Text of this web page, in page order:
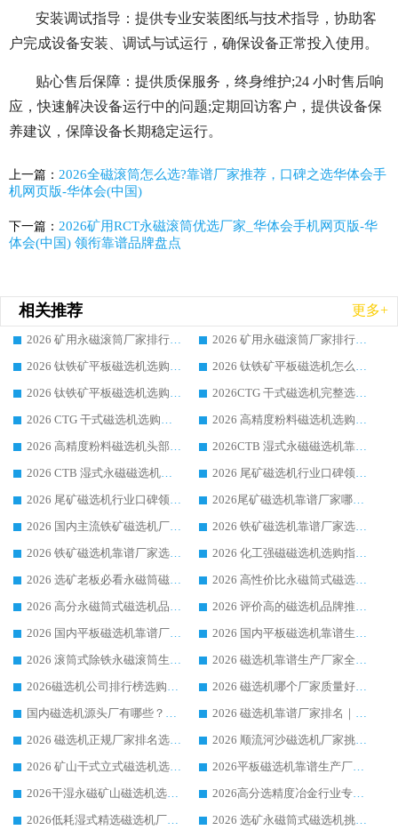
安装调试指导：提供专业安装图纸与技术指导，协助客
户完成设备安装、调试与试运行，确保设备正常投入使用。
贴心售后保障：提供质保服务，终身维护;24 小时售后响
应，快速解决设备运行中的问题;定期回访客户，提供设备保
养建议，保障设备长期稳定运行。
上一篇： 2026全磁滚筒怎么选?靠谱厂家推荐，口碑之选华体会手
机网页版-华体会(中国)
下一篇： 2026矿用RCT永磁滚筒优选厂家_华体会手机网页版-华
体会(中国) 领衔靠谱品牌盘点
相关推荐 更多+
2026 矿用永磁滚筒厂家排行榜选购干货指南 行业口碑标杆华体会手机网页版-华体会(中国) 实力出众
2026 矿用永磁滚筒厂家排行榜选购指南，行业口碑领域强者华体会手机网页版-华体会(中国)
2026 钛铁矿平板磁选机选购全攻略 市场公认优质品牌厂家实力排行榜
2026 钛铁矿平板磁选机怎么选 靠谱生产企业实力排行榜选购参考攻略
2026 钛铁矿平板磁选机选购指南 行业口碑优选品牌生产企业实力排行榜
2026CTG 干式磁选机完整选购指南 行业口碑顶尖靠谱生产龙头厂家实力推荐
2026 CTG 干式磁选机选购指南|行业口碑靠谱生产厂家领域强者推荐
2026 高精度粉料磁选机选购全攻略 行业优质品牌华体会手机网页版-华体会(中国) 实力深度解析
2026 高精度粉料磁选机头部厂家选购指南 行业口碑靠谱品牌推荐 领域强者华体会手机网页版-华体会(中国) 解析
2026CTB 湿式永磁磁选机靠谱厂家实力排行榜 铁矿选矿设备采购全流程选购指南
2026 CTB 湿式永磁磁选机选购指南|行业口碑良好品牌推荐，领域强者华体会手机网页版-华体会(中国)
2026 尾矿磁选机行业口碑领域强者，源头直供国内主流厂家华体会手机网页版-华体会(中国) 一站式服务
2026 尾矿磁选机行业口碑领域强者，源头直供国内主流厂家华体会手机网页版-华体会(中国) 一站式服务
2026尾矿磁选机靠谱厂家哪家好 行业口碑领域强者华体会手机网页版-华体会(中国) 推荐
2026 国内主流铁矿磁选机厂家选购指南|行业口碑好品牌推荐，领域强者华体会手机网页版-华体会(中国)
2026 铁矿磁选机靠谱厂家选购全攻略 行业标杆华体会手机网页版-华体会(中国) 设备性价比出众
2026 铁矿磁选机靠谱厂家选购指南，领域强者华体会手机网页版-华体会(中国) 铁矿磁选机性价比高
2026 化工强磁磁选机选购指南 5 家行业口碑靠谱厂家领域强者推荐
2026 选矿老板必看永磁筒磁选机推荐 行业头部品牌口碑设备选购全攻略
2026 高性价比永磁筒式磁选机品牌盘点 行业强者口碑实测选购完整指南
2026 高分永磁筒式磁选机品牌推荐 选矿设备强者对比测评采购避坑全攻略
2026 评价高的磁选机品牌推荐选购指南，永磁筒式磁选机设备领域强者全景行业口碑解析
2026 国内平板磁选机靠谱厂家排名 行业实测口碑设备按需选购全指南
2026 国内平板磁选机靠谱生产厂家推荐排名|行业口碑选购指南，领域强者按需选设备
2026 滚筒式除铁永磁滚筒生产厂家推荐排名|行业口碑选购指南，领域强者源头厂商精选
2026 磁选机靠谱生产厂家全梳理 分场景选型行业头部品牌选购参考攻略
2026磁选机公司排行榜选购指南|正规源头厂家推荐，领域强者高性价比靠谱信赖品牌
2026 磁选机哪个厂家质量好？十大靠谱磁电企业排名选购指南
国内磁选机源头厂有哪些？2026 综合实力排名与采购避坑技巧
2026 磁选机靠谱厂家排名｜华体会手机网页版-华体会(中国) 高性价比磁选机磁电品牌
2026 磁选机正规厂家排名选购指南|行业口碑信赖品牌推荐性价比高靠谱磁电企业
2026 顺流河沙磁选机厂家挑选攻略 | 业内口碑龙头企业高性价比品牌推荐
2026 矿山干式立式磁选机选型攻略 梳理深耕磁电装备多年靠谱生产厂商
2026平板磁选机靠谱生产厂家选购指南 行业口碑良好品牌推荐 磁电领域实力强者
2026干湿永磁矿山磁选机选型攻略 优质生产厂家排名 选矿领域高口碑品牌推荐指南
2026高分选精度冶金行业专用磁选机生产厂家,干湿式磁选机源头供应商推荐
2026低耗湿式精​选磁选机厂家怎么选?湿式精选磁选机供应商，行业认可度较高生产厂家华体会手机网页版-华体会(中国) 全面解析
2026 选矿永磁筒式磁选机挑选指南 华体会手机网页版-华体会(中国) 推荐品牌行业口碑佳实力突出